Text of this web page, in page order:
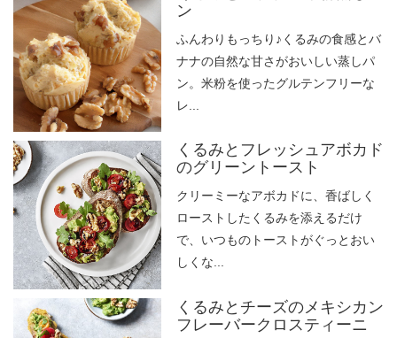
ン
ふんわりもっちり♪くるみの食感とバ
ナナの自然な甘さがおいしい蒸しパ
ン。米粉を使ったグルテンフリーな
レ...
くるみとフレッシュアボカド
のグリーントースト
クリーミーなアボカドに、香ばしく
ローストしたくるみを添えるだけ
で、いつものトーストがぐっとおい
しくな...
くるみとチーズのメキシカン
フレーバークロスティーニ